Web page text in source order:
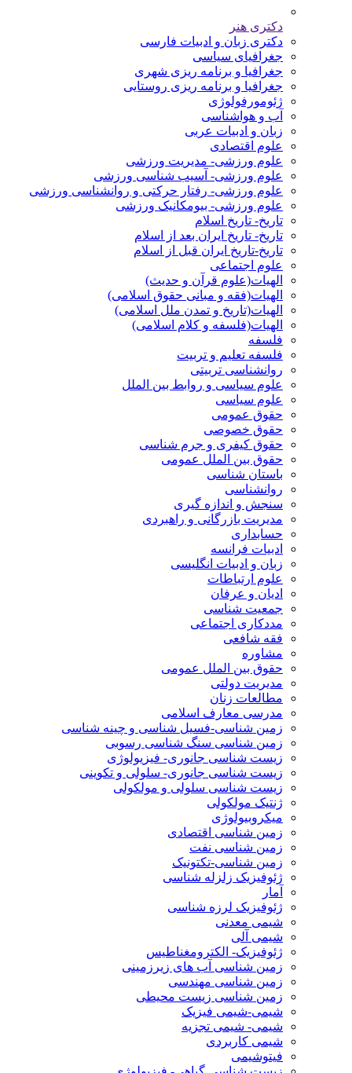
دکتری هنر
دکتری زبان و ادبیات فارسی
جغرافیای سیاسی
جغرافیا و برنامه ریزی شهری
جغرافیا و برنامه ریزی روستایی
ژئومورفولوژی
آب و هواشناسی
زبان و ادبیات عربی
علوم اقتصادی
علوم ورزشی- مدیریت ورزشی
علوم ورزشی- آسیب شناسی ورزشی
علوم ورزشی- رفتار حرکتی و روانشناسی ورزشی
علوم ورزشی- بیومکانیک ورزشی
تاریخ- تاریخ اسلام
تاریخ- تاریخ ایران بعد از اسلام
تاریخ-تاریخ ایران قبل از اسلام
علوم اجتماعی
الهیات(علوم قرآن و حدیث)
الهیات(فقه و مبانی حقوق اسلامی)
الهیات(تاریخ و تمدن ملل اسلامی)
الهیات(فلسفه و کلام اسلامی)
فلسفه
فلسفه تعلیم و تربیت
روانشناسی تربیتی
علوم سیاسی و روابط بین الملل
علوم سیاسی
حقوق عمومی
حقوق خصوصی
حقوق کیفری و جرم شناسی
حقوق بین الملل عمومی
باستان شناسی
روانشناسی
سنجش و اندازه گیری
مدیریت بازرگانی و راهبردی
حسابداری
ادبیات فرانسه
زبان و ادبیات انگلیسی
علوم ارتباطات
ادیان و عرفان
جمعیت شناسی
مددکاری اجتماعی
فقه شافعی
مشاوره
حقوق بین الملل عمومی
مدیریت دولتی
مطالعات زنان
مدرسی معارف اسلامی
زمین شناسی-فسیل شناسی و چینه شناسی
زمین شناسی سنگ شناسی رسوبی
زیست شناسی جانوری- فیزیولوژی
زیست شناسی جانوری- سلولی و تکوینی
زیست شناسی سلولی و مولکولی
ژنتیک مولکولی
میکروبیولوژی
زمین شناسی اقتصادی
زمین شناسی نفت
زمین شناسی-تکتونیک
ژئوفیزیک زلزله شناسی
آمار
ژئوفیزیک لرزه شناسی
شیمی معدنی
شیمی آلی
ژئوفیزیک- الکترومغناطیس
زمین شناسی آب های زیرزمینی
زمین شناسی مهندسی
زمین شناسی زیست محیطی
شیمی-شیمی فیزیک
شیمی- شیمی تجزیه
شیمی کاربردی
فیتوشیمی